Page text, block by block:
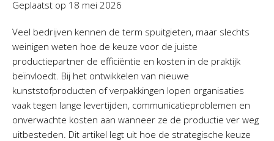
Geplaatst op 18 mei 2026
Veel bedrijven kennen de term spuitgieten, maar slechts
weinigen weten hoe de keuze voor de juiste
productiepartner de efficiëntie en kosten in de praktijk
beïnvloedt. Bij het ontwikkelen van nieuwe
kunststofproducten of verpakkingen lopen organisaties
vaak tegen lange levertijden, communicatieproblemen en
onverwachte kosten aan wanneer ze de productie ver weg
uitbesteden. Dit artikel legt uit hoe de strategische keuze